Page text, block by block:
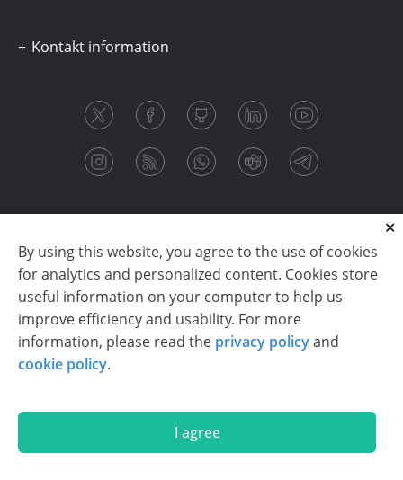
By using this website, you agree to the use of cookies
for analytics and personalized content. Cookies store
useful information on your computer to help us
improve efficiency and usability. For more
information, please read the privacy policyand
cookie policy.
I agree
Kontakt information
Copyright © 2003-2026 CloudReports sp. z o.o. (dba
Stimulsoft). All rights reserved.
En De